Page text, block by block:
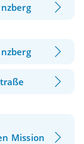
Mission